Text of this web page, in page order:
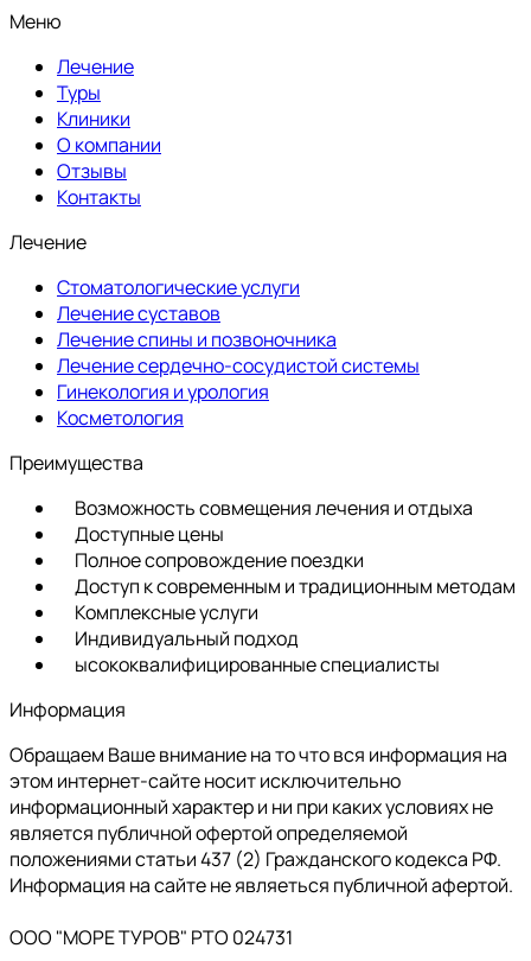
Меню
Лечение
Туры
Клиники
О компании
Отзывы
Контакты
Лечение
Стоматологические услуги
Лечение суставов
Лечение спины и позвоночника
Лечение сердечно-сосудистой системы
Гинекология и урология
Косметология
Преимущества
Возможность совмещения лечения и отдыха
Доступные цены
Полное сопровождение поездки
Доступ к современным и традиционным методам
Комплексные услуги
Индивидуальный подход
ысококвалифицированные специалисты
Информация
Обращаем Ваше внимание на то что вся информация на
этом интернет-сайте носит исключительно
информационный характер и ни при каких условиях не
является публичной офертой определяемой
положениями статьи 437 (2) Гражданского кодекса РФ.
Информация на сайте не являеться публичной афертой.
ООО "МОРЕ ТУРОВ" РТО 024731